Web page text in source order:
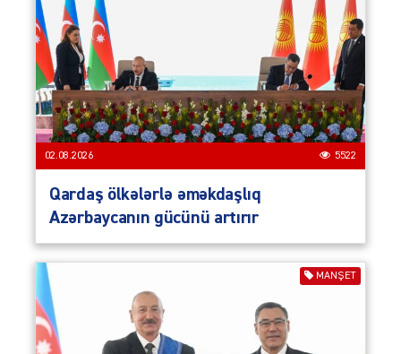
02.08.2026 5522
Qardaş ölkələrlə əməkdaşlıq
Azərbaycanın gücünü artırır
MANŞET